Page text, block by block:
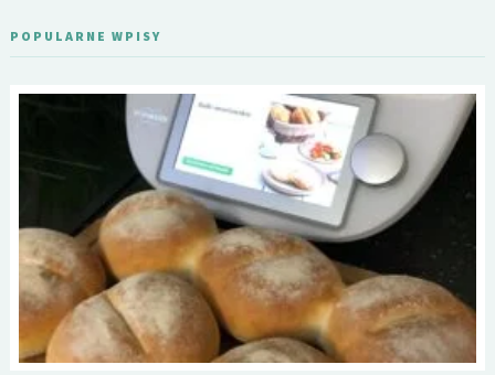
POPULARNE WPISY